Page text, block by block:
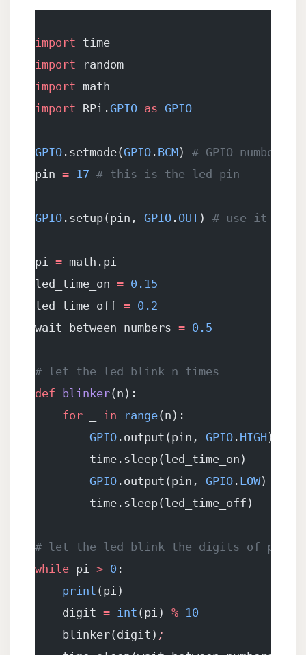
import time
import random
import math
import RPi.GPIO as GPIO
GPIO .setmode(GPIO . BCM) # GPIO numbering
pin = 17 # this is the led pin
GPIO .setup(pin, GPIO . OUT) # use it as
pi = math.pi
led_time_on = 0.15
led_time_off = 0.2
wait_between_numbers = 0.5
# let the led blink n times
def blinker(n):
    for
in range(n):
        GPIO
.output(pin, GPIO . HIGH )
        time.sleep(led_time_on)
        GPIO
.output(pin, GPIO . LOW)
        time.sleep(led_time_off)
# let the led blink the digits of pi
while pi > 0 :
    print
(pi)
    digit
= int (pi) % 10
    blinker(digit)
;